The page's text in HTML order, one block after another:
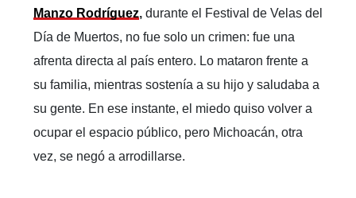
Manzo Rodríguez, durante el Festival de Velas del
Día de Muertos, no fue solo un crimen: fue una
afrenta directa al país entero. Lo mataron frente a
su familia, mientras sostenía a su hijo y saludaba a
su gente. En ese instante, el miedo quiso volver a
ocupar el espacio público, pero Michoacán, otra
vez, se negó a arrodillarse.